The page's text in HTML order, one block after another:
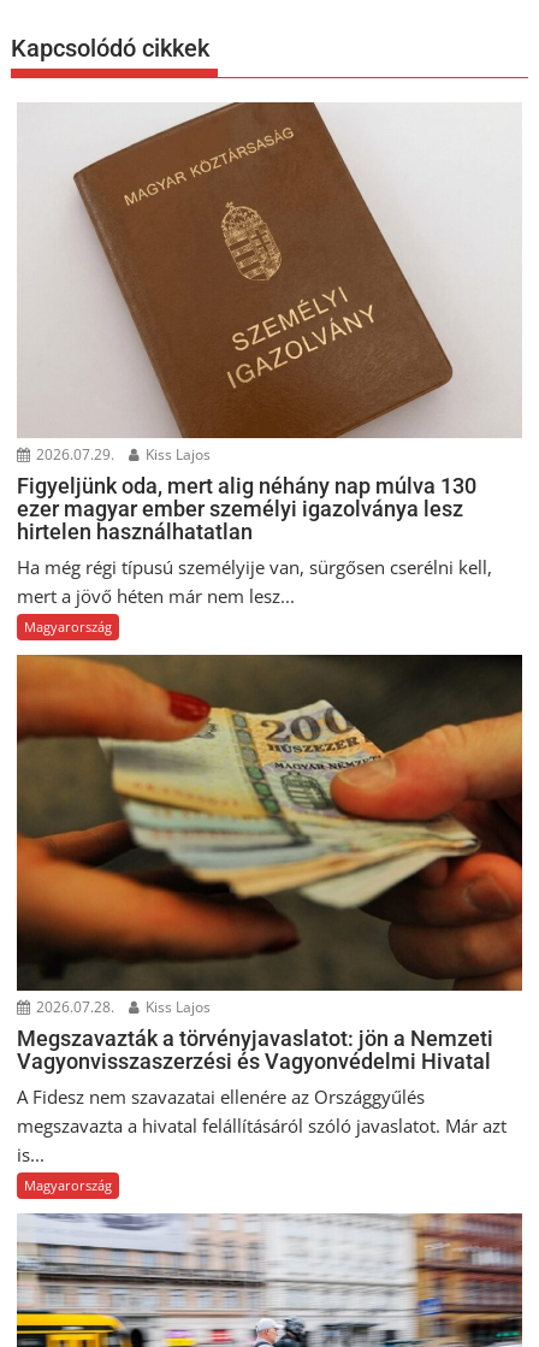
Kapcsolódó cikkek
2026.07.29. Kiss Lajos
Figyeljünk oda, mert alig néhány nap múlva 130
ezer magyar ember személyi igazolványa lesz
hirtelen használhatatlan
Ha még régi típusú személyije van, sürgősen cserélni kell,
mert a jövő héten már nem lesz...
Magyarország
2026.07.28. Kiss Lajos
Megszavazták a törvényjavaslatot: jön a Nemzeti
Vagyonvisszaszerzési és Vagyonvédelmi Hivatal
A Fidesz nem szavazatai ellenére az Országgyűlés
megszavazta a hivatal felállításáról szóló javaslatot. Már azt
is...
Magyarország